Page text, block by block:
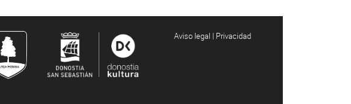
Aviso legal | Privacidad